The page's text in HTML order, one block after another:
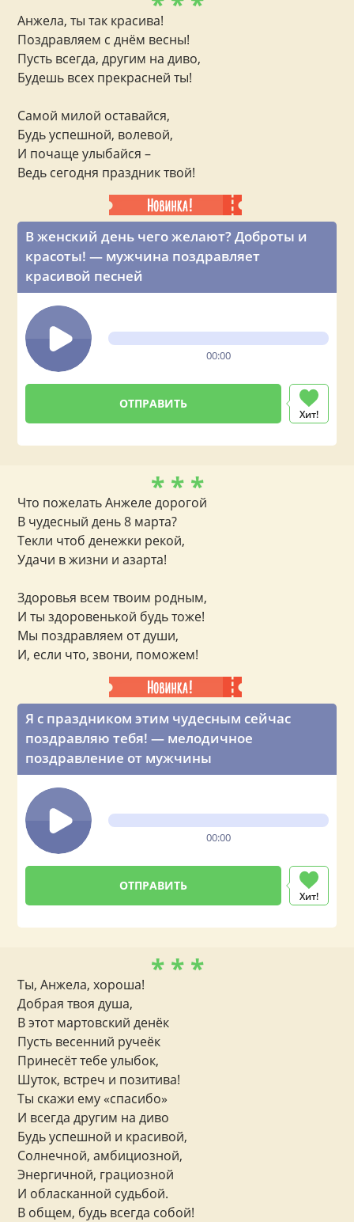
В женский день чего желают? Доброты и
красоты! — мужчина поздравляет
красивой песней
00:00
Хит!
Анжела, ты так красива!
Поздравляем с днём весны!
Пусть всегда, другим на диво,
Будешь всех прекрасней ты!
Самой милой оставайся,
Будь успешной, волевой,
И почаще улыбайся –
Ведь сегодня праздник твой!
Я с праздником этим чудесным сейчас
поздравляю тебя! — мелодичное
поздравление от мужчины
00:00
Хит!
* * *
Что пожелать Анжеле дорогой
В чудесный день 8 марта?
Текли чтоб денежки рекой,
Удачи в жизни и азарта!
Здоровья всем твоим родным,
И ты здоровенькой будь тоже!
Мы поздравляем от души,
И, если что, звони, поможем!
* * *
Ты, Анжела, хороша!
Добрая твоя душа,
В этот мартовский денёк
Пусть весенний ручеёк
Принесёт тебе улыбок,
Шуток, встреч и позитива!
Ты скажи ему «спасибо»
И всегда другим на диво
Будь успешной и красивой,
Солнечной, амбициозной,
Энергичной, грациозной
И обласканной судьбой.
В общем, будь всегда собой!